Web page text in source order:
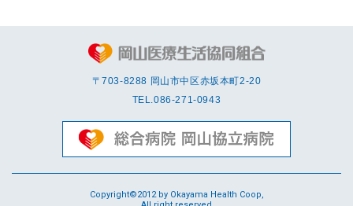
〒703-8288 岡⼭市中区赤坂本町2-20
TEL.086-271-0943
Copyright©2012 by Okayama Health Coop,